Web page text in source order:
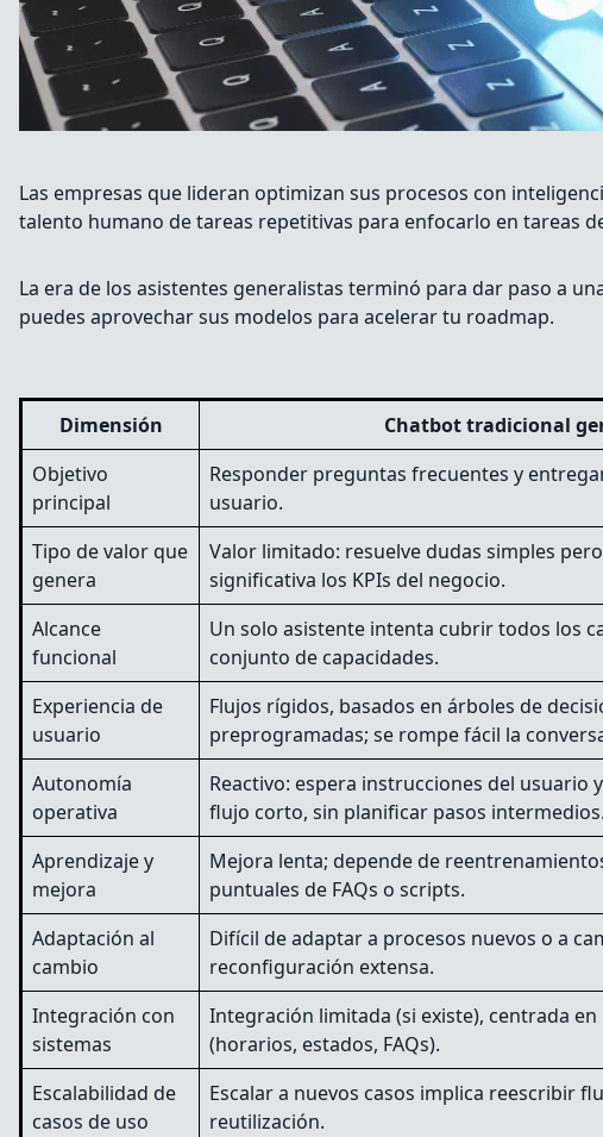
Las empresas que lideran optimizan sus procesos con
talento humano de tareas repetitivas para enfocarlo en tareas
La era de los asistentes generalistas terminó para dar paso a
puedes aprovechar sus modelos para acelerar tu roadmap.
Dimensión Chatbot tradicional
Objetivo
principal
Responder preguntas frecuentes y
usuario.
Tipo de valor que
genera
Valor limitado: resuelve dudas simples
significativa los KPIs del negocio.
Alcance
funcional
Un solo asistente intenta cubrir todos los
conjunto de capacidades.
Experiencia de
usuario
Flujos rígidos, basados en árboles de
preprogramadas; se rompe fácil la
Autonomía
operativa
Reactivo: espera instrucciones del usuario
flujo corto, sin planificar pasos intermedios.
Aprendizaje y
mejora
Mejora lenta; depende de
puntuales de FAQs o scripts.
Adaptación al
cambio
Difícil de adaptar a procesos nuevos o a
reconfiguración extensa.
Integración con
sistemas
Integración limitada (si existe), centrada
(horarios, estados, FAQs).
Escalabilidad de
casos de uso
Escalar a nuevos casos implica reescribir
reutilización.